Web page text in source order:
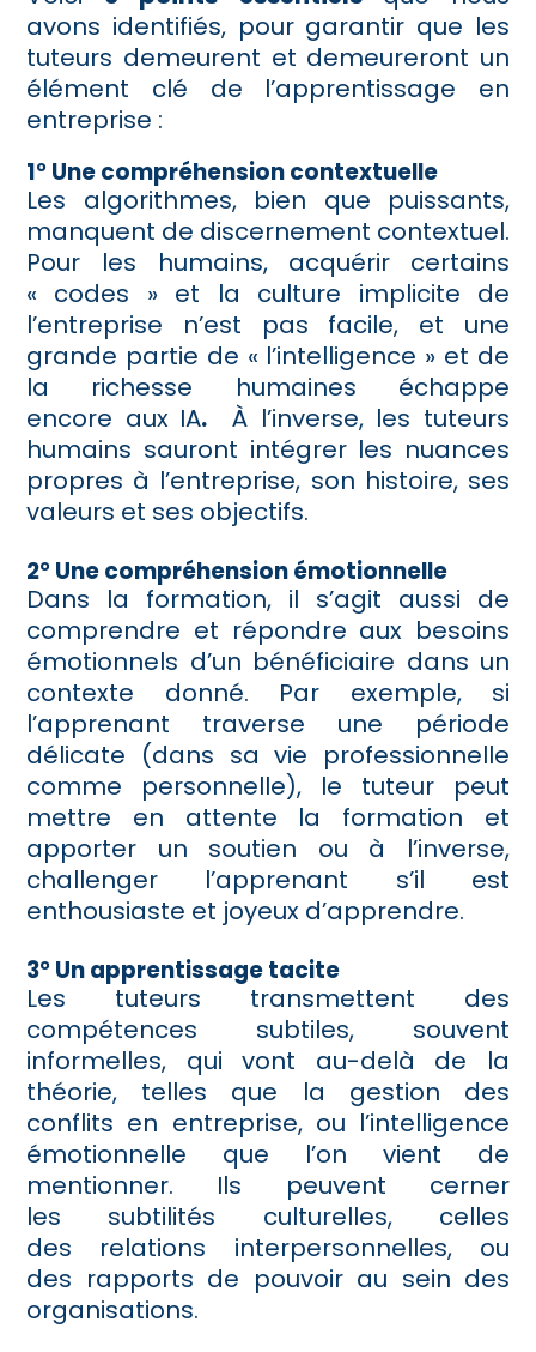
avons identifiés, pour garantir que les
tuteurs demeurent et demeureront un
élément clé de l’apprentissage en
entreprise :
1° Une compréhension contextuelle
Les algorithmes, bien que puissants,
manquent de discernement contextuel.
Pour les humains, acquérir
certains
« codes » et la culture implicite de
l’entreprise n’est pas facile, et une
grande partie de « l’intelligence » et de
la richesse humaines échappe
encore aux IA.
À l’inverse, les tuteurs
humains sauront intégrer les nuances
propres à l’entreprise, son histoire, ses
valeurs et ses objectifs.
2° Une compréhension émotionnelle
Dans la formation, il s’agit aussi de
comprendre et répondre aux besoins
émotionnels d’un bénéficiaire dans un
contexte donné. Par exemple, si
l’apprenant traverse une période
délicate (dans sa vie professionnelle
comme personnelle), le tuteur peut
mettre en attente la formation et
apporter un soutien ou à l’inverse,
challenger l’apprenant s’il est
enthousiaste et joyeux d’apprendre.
3° Un apprentissage tacite
Les tuteurs transmettent des
compétences subtiles, souvent
informelles, qui vont au-delà de la
théorie, telles que la gestion des
conflits en entreprise, ou l’intelligence
émotionnelle que l’on vient de
mentionner. Ils peuvent cerner
les subtilités culturelles, celles
des relations interpersonnelles, ou
des rapports de pouvoir au sein des
organisations.